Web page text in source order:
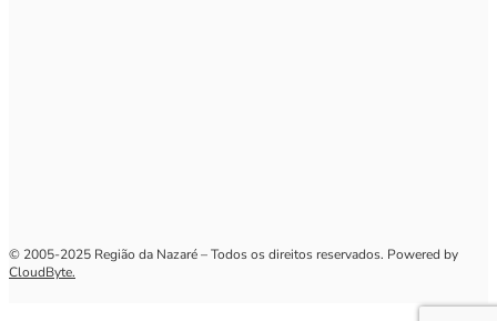
© 2005-2025 Região da Nazaré – Todos os direitos reservados. Powered by
CloudByte.